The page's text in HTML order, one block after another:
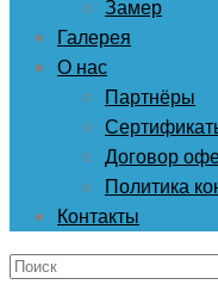
Замер
Галерея
О нас
Партнёры
Договор
Политика
Контакты
Поиск: